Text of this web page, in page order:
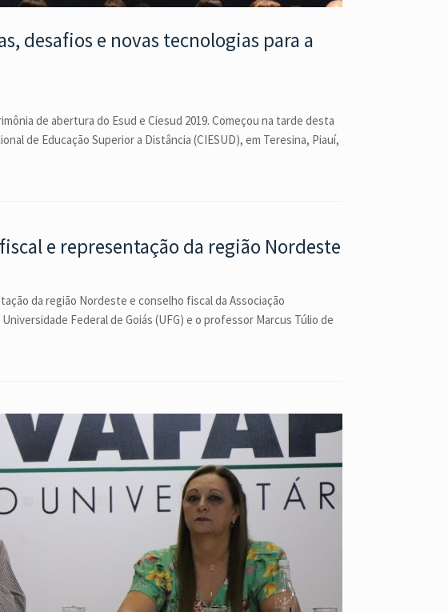
desafios e novas tecnologias para a
de abertura do Esud e Ciesud 2019. Começou na tarde desta
de Educação Superior a Distância (CIESUD), em Teresina, Piauí,
e representação da região Nordeste
da região Nordeste e conselho fiscal da Associação
Federal de Goiás (UFG) e o professor Marcus Túlio de